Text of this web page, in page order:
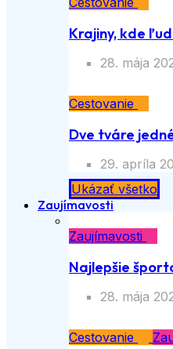
Krajiny, kde
28. mája
Cestovanie
Dve tváre
29. apríla
Ukázať všetko
Zaujímavosti
Zaujímavosti
Najlepšie
28. mája
Cestovanie